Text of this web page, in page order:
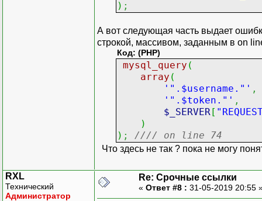
) ;
А вот следующая часть выдает
строкой, массивом, заданным в on
Код: (PHP)
mysql_query (
array (
'".$username."' ,
'".$token."' ,
$_SERVER [
)
) ; //// on line 74
Что здесь не так ? пока не могу
RXL
Технический
Администратор
Re: Срочные ссылки
« Ответ #8 : 31-05-2019 20:55